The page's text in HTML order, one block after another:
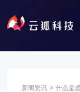
新闻资讯 > 什么是